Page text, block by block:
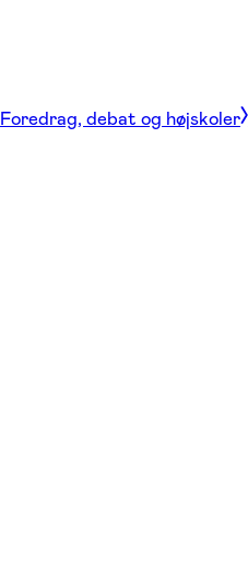
Foredrag, debat og højskoler